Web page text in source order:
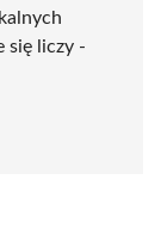
się liczy -